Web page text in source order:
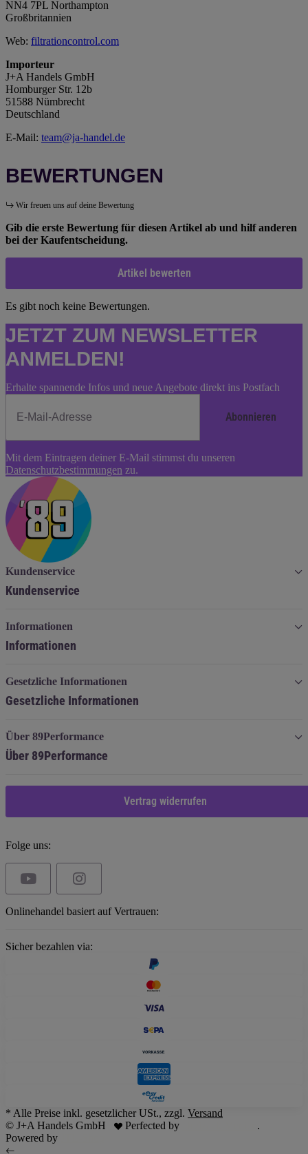
NN4 7PL Northampton
Großbritannien
Web: filtrationcontrol.com
Importeur
J+A Handels GmbH
Homburger Str. 12b
51588 Nümbrecht
Deutschland
E-Mail: team@ja-handel.de
BEWERTUNGEN
Wir freuen uns auf deine Bewertung
Gib die erste Bewertung für diesen Artikel ab und hilf anderen
bei der Kaufentscheidung.
Artikel bewerten
Es gibt noch keine Bewertungen.
JETZT ZUM NEWSLETTER
ANMELDEN!
Erhalte spannende Infos und neue Angebote direkt ins Postfach
Abonnieren
Abonnieren
Mit dem Eintragen deiner E-Mail stimmst du unseren
Datenschutzbestimmungen zu.
Kundenservice
Kundenservice
Informationen
Informationen
Gesetzliche Informationen
Gesetzliche Informationen
Über 89Performance
Über 89Performance
Vertrag widerrufen
Folge uns:
Onlinehandel basiert auf Vertrauen:
Sicher bezahlen via:
* Alle Preise inkl. gesetzlicher USt., zzgl. Versand
© J+A Handels GmbH
Perfected by
.
Powered by